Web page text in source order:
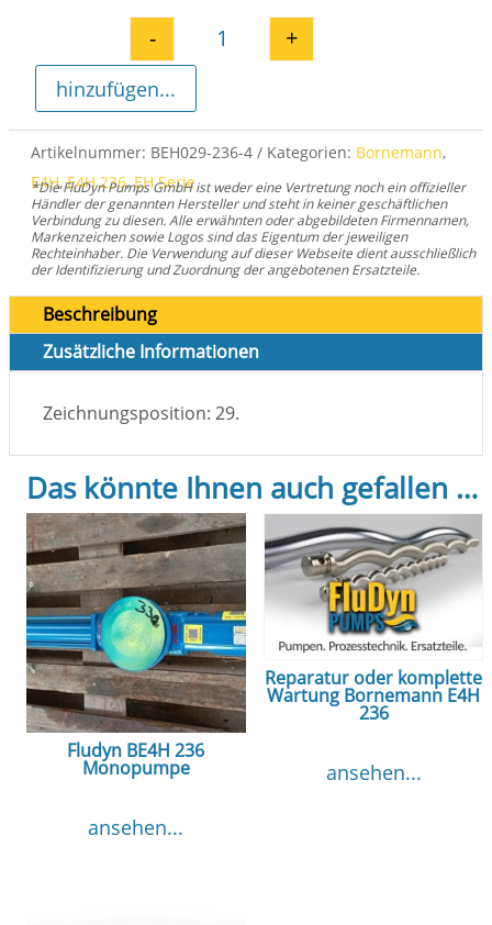
Stützscheibe 29 für E4H 236
- +
hinzufügen...
Artikelnummer: BEH029-236-4 Kategorien: Bornemann,
E4H,E4H 236,EH Serie
*Die FluDyn Pumps GmbH ist weder eine Vertretung noch ein offizieller
Händler der genannten Hersteller und steht in keiner geschäftlichen
Verbindung zu diesen. Alle erwähnten oder abgebildeten Firmennamen,
Markenzeichen sowie Logos sind das Eigentum der jeweiligen
Rechteinhaber. Die Verwendung auf dieser Webseite dient ausschließlich
der Identifizierung und Zuordnung der angebotenen Ersatzteile.
Beschreibung
Zusätzliche Informationen
Zeichnungsposition: 29.
Das könnte Ihnen auch gefallen …
Fludyn BE4H 236
Monopumpe
ansehen...
Reparatur oder komplette
Wartung Bornemann E4H
236
ansehen...